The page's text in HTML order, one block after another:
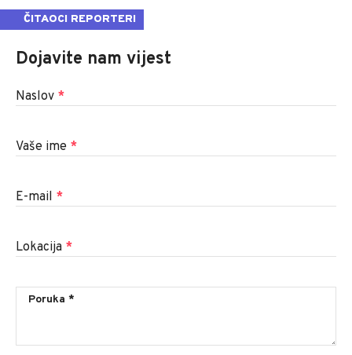
ČITAOCI REPORTERI
Dojavite nam vijest
Naslov *
Vaše ime *
E-mail *
Lokacija *